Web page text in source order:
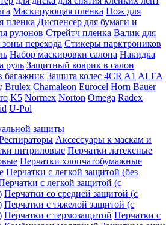
Маскирующая пленка Нож для
пленка Диспенсер для бумаги и
рулонов Стрейтч пленка Валик для
перехода Стикеры парктроников
Набор маскировки салона Накидка
руль Защитный коврик в салон
багажник Защита колес 4CR A1 ALFA
Brulex Chamaleon Eurocel Horn Bauer
K5 Normex Norton Omega Radex
U-Pol
защиты
Аксессуары к маскам и
нитриловые Перчатки латексные
Перчатки хлопчатобумажные
Перчатки с легкой защитой (без
с легкой защитой (с
Перчатки со средней защитой (с
Перчатки с тяжелой защитой (с
Перчатки с термозащитой Перчатки с